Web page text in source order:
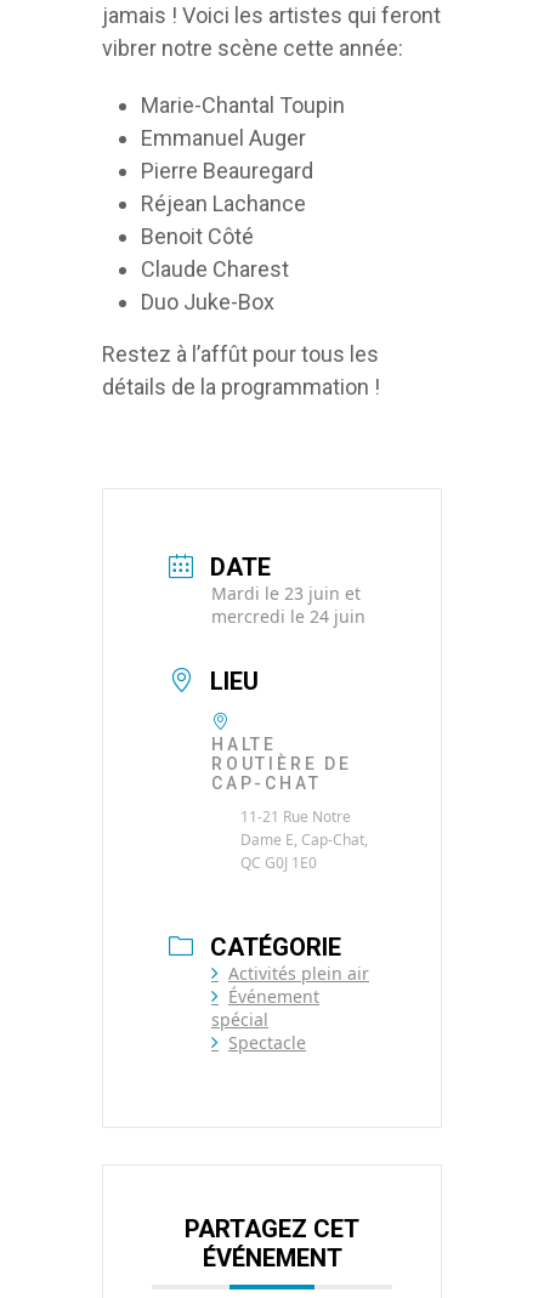
jamais ! Voici les artistes qui feront
vibrer notre scène cette année:
Marie-Chantal Toupin
Emmanuel Auger
Pierre Beauregard
Réjean Lachance
Benoit Côté
Claude Charest
Duo Juke-Box
Restez à l’affût pour tous les
détails de la programmation !
DATE
Mardi le 23 juin et
mercredi le 24 juin
LIEU
HALTE
ROUTIÈRE DE
CAP-CHAT
11-21 Rue Notre
Dame E, Cap-Chat,
QC G0J 1E0
CATÉGORIE
Activités plein air
Événement
spécial
Spectacle
PARTAGEZ CET
ÉVÉNEMENT